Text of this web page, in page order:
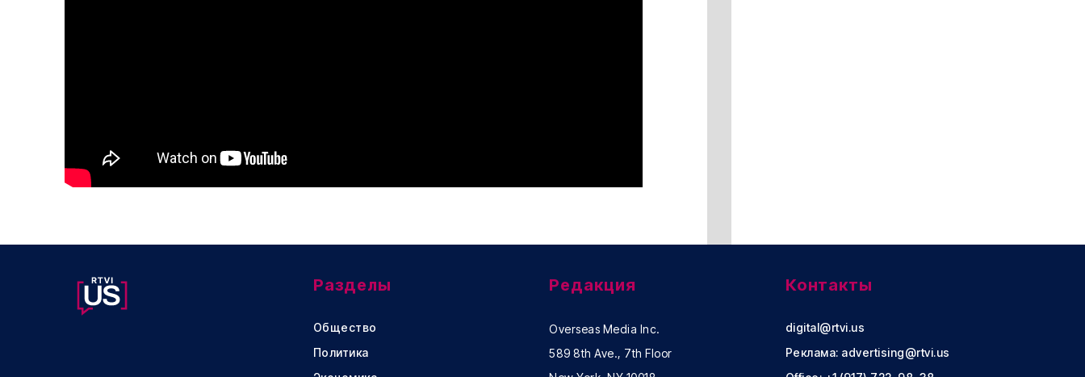
Разделы
Общество
Политика
Редакция
Overseas Media Inc.
589 8th Ave., 7th Floor
Контакты
digital@rtvi.us
Реклама: advertising@rtvi.us